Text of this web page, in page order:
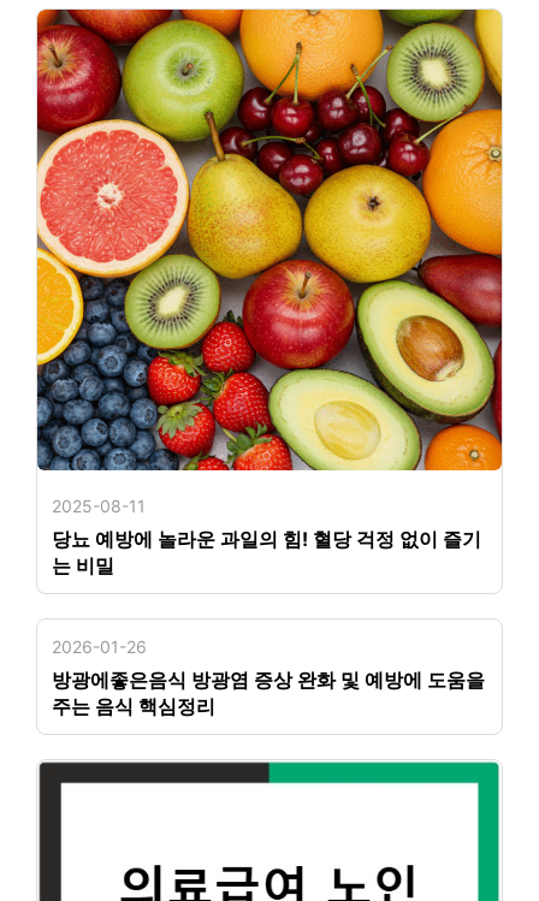
2025-08-11
당뇨 예방에 놀라운 과일의 힘! 혈당 걱정 없이 즐기
는 비밀
2026-01-26
방광에좋은음식 방광염 증상 완화 및 예방에 도움을
주는 음식 핵심정리